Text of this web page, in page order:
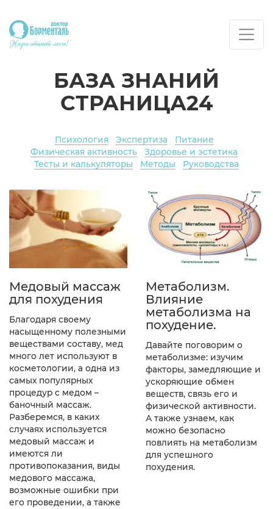
БАЗА ЗНАНИЙ
СТРАНИЦА24
Психология Экспертиза
Питание
Физическая активность
Здоровье и эстетика
Тесты и калькуляторы
Методы Руководства
Медовый массаж
для похудения
Благодаря своему
насыщенному полезными
веществами составу, мед
много лет используют в
косметологии, а одна из
самых популярных
процедур с медом –
баночный массаж.
Разберемся, в каких
случаях используется
медовый массаж и
имеются ли
противопоказания, виды
медового массажа,
возможные ошибки при
его проведении, а также
Метаболизм.
Влияние
метаболизма на
похудение.
Давайте поговорим о
метаболизме: изучим
факторы, замедляющие и
ускоряющие обмен
веществ, связь его и
физической активности.
А также узнаем, как
можно безопасно
повлиять на метаболизм
для успешного
похудения.